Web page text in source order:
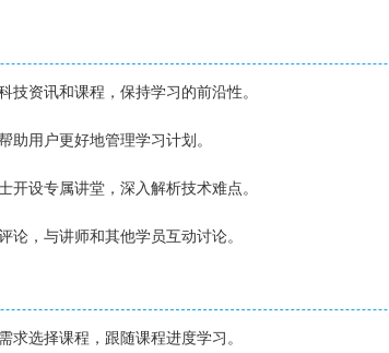
技资讯和课程，保持学习的前沿性。
助用户更好地管理学习计划。
开设专属讲堂，深入解析技术难点。
论，与讲师和其他学员互动讨论。
求选择课程，跟随课程进度学习。